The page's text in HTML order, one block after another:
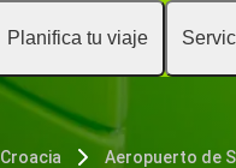
Planifica tu viaje
Croacia